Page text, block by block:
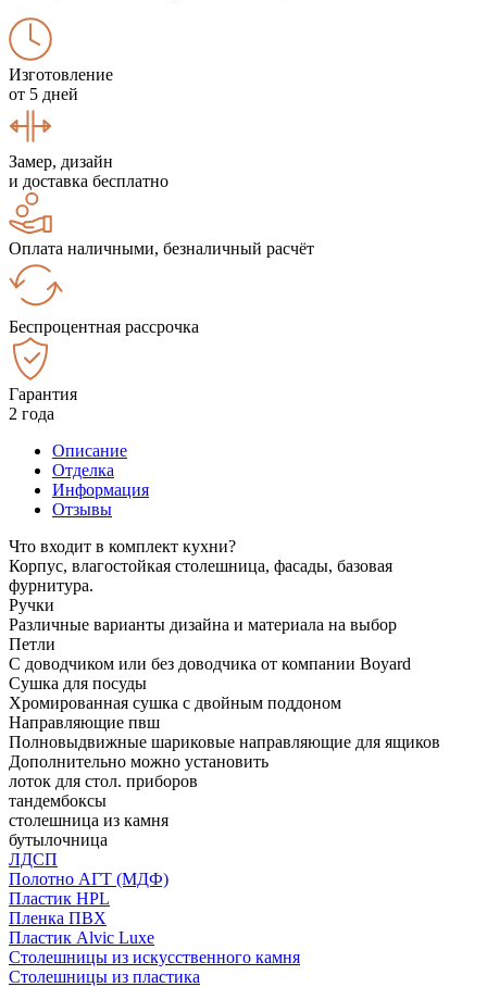
Изготовление
от 5 дней
Замер, дизайн
и доставка бесплатно
Оплата наличными, безналичный расчёт
Беспроцентная рассрочка
Гарантия
2 года
Описание
Отделка
Информация
Отзывы
Что входит в комплект кухни?
Корпус, влагостойкая столешница, фасады, базовая
фурнитура.
Ручки
Различные варианты дизайна и материала на выбор
Петли
С доводчиком или без доводчика от компании Boyard
Сушка для посуды
Хромированная сушка с двойным поддоном
Направляющие пвш
Полновыдвижные шариковые направляющие для ящиков
Дополнительно можно установить
лоток для стол. приборов
тандембоксы
столешница из камня
бутылочница
ЛДСП
Полотно АГТ (МДФ)
Пластик HPL
Пленка ПВХ
Пластик Alvic Luxe
Столешницы из искусственного камня
Столешницы из пластика